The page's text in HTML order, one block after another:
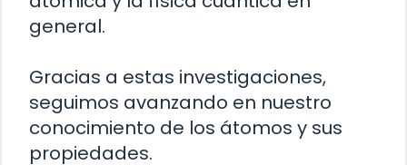
general.
Gracias a estas investigaciones,
seguimos avanzando en nuestro
conocimiento de los átomos y sus
propiedades.